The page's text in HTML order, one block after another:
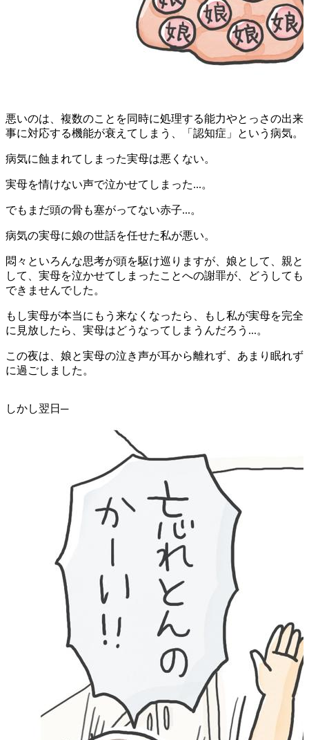
悪いのは、複数のことを同時に処理する能力やとっさの出来
事に対応する機能が衰えてしまう、
「認知症」という病気。
病気に蝕まれてしまった実母は悪くない。
実母を情けない声で泣かせてしまった...。
でもまだ頭の骨も塞がってない赤子...。
病気の実母に娘の世話を任せた私が悪い。
悶々といろんな思考が頭を駆け巡りますが、娘として、親と
して、実母を泣かせてしまったことへの謝罪が、どうしても
できませんでした。
もし実母が本当にもう来なくなったら、もし私が実母を完全
に見放したら、実母はどうなってしまうんだろう...。
この夜は、娘と実母の泣き声が耳から離れず、あまり眠れず
に過ごしました。
しかし翌日─